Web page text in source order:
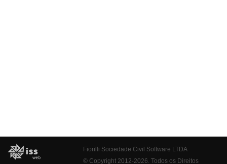
Fiorilli Sociedade Civil Software LTDA
© Copyright 2012-2026. Todos os Direitos